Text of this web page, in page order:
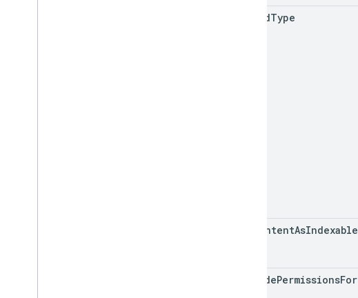
uploadType
ContentAsIndexable
includePermissionsFor